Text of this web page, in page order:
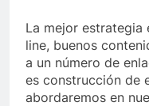
La mejor estrategia
line, buenos
a un número de
es construcción de
abordaremos en